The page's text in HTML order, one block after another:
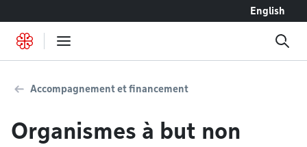
English
Accompagnement et financement
Organismes à but non